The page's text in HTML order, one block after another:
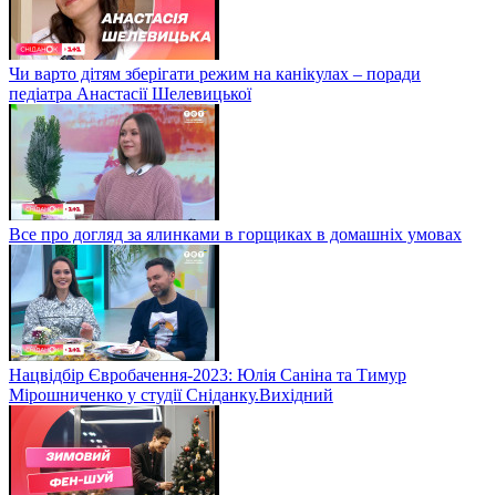
Чи варто дітям зберігати режим на канікулах – поради
педіатра Анастасії Шелевицької
Все про догляд за ялинками в горщиках в домашніх умовах
Нацвідбір Євробачення-2023: Юлія Саніна та Тимур
Мірошниченко у студії Сніданку.Вихідний